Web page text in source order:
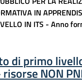
IN
IN ITS - Anno
di primo
NON